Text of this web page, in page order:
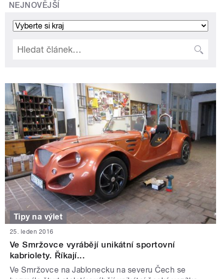
NEJNOVĚJŠÍ
Tipy na výlet
25. leden 2016
Ve Smržovce vyrábějí unikátní sportovní
kabriolety. Říkají...
Ve Smržovce na Jablonecku na severu Čech se